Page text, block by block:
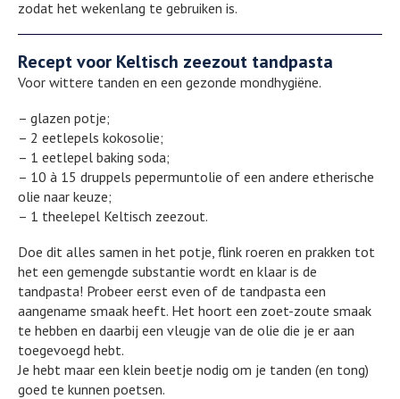
zodat het wekenlang te gebruiken is.
Recept voor Keltisch zeezout tandpasta
Voor wittere tanden en een gezonde mondhygiëne.
– glazen potje;
– 2 eetlepels kokosolie;
– 1 eetlepel baking soda;
– 10 à 15 druppels pepermuntolie of een andere etherische
olie naar keuze;
– 1 theelepel Keltisch zeezout.
Doe dit alles samen in het potje, flink roeren en prakken tot
het een gemengde substantie wordt en klaar is de
tandpasta! Probeer eerst even of de tandpasta een
aangename smaak heeft. Het hoort een zoet-zoute smaak
te hebben en daarbij een vleugje van de olie die je er aan
toegevoegd hebt.
Je hebt maar een klein beetje nodig om je tanden (en tong)
goed te kunnen poetsen.